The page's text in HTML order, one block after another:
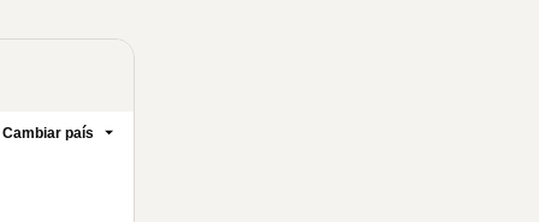
Cambiar país